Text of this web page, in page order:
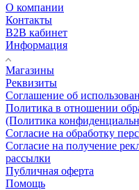
О компании
Контакты
B2B кабинет
Информация
Магазины
Реквизиты
Соглашение об
Политика в отношении
(Политика
Согласие на обработку
Согласие на получение
рассылки
Публичная оферта
Помощь